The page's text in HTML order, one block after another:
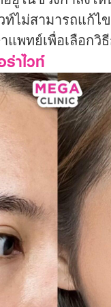
ไม่สามารถแก้ไ
พทย์เพื่อเลือกวิ
าไวท์